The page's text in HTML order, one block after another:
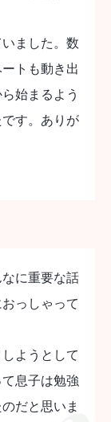
ました。数
トも動き出
始まるよう
す。ありが
に重要な話
っしゃって
ようとして
息子は勉強
だと思いま